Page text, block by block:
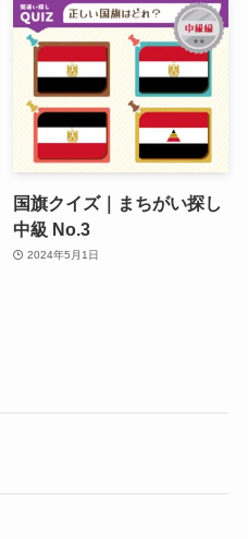
国旗クイズ｜まちがい探し
中級 No.3
2024年5月1日